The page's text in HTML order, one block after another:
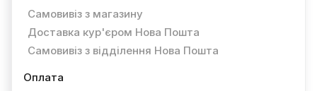
Самовивіз з магазину
Доставка кур'єром Нова Пошта
Самовивіз з відділення Нова Пошта
Оплата